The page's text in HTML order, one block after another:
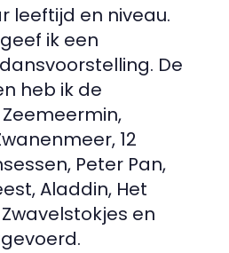
leeftijd en niveau.
ik een
De
heb ik de
12
Peter Pan,
Aladdin, Het
en